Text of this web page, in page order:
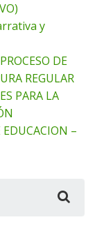
y
DE
REGULAR
PARA LA
EDUCACION –